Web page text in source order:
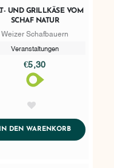
UND GRILLKÄSE VOM
SCHAF NATUR
Weizer Schafbauern
Veranstaltungen
€5,30
IN DEN WARENKORBADDTOCART